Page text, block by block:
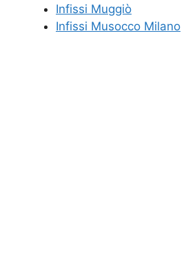
Infissi Muggiò
Infissi Musocco Milano